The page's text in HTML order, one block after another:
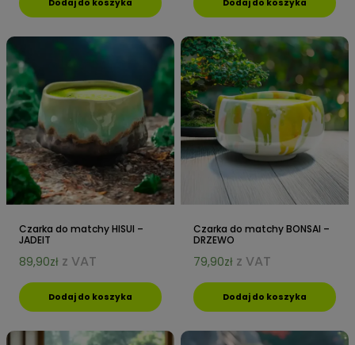
a
:
1
,
9
z
ł
.
2
9
,
z
ł
Dodaj do koszyka Dodaj do koszyka
Czarka do matchy HISUI –
JADEIT
89,90zł z VAT
Dodaj do koszyka
Czarka do matchy BONSAI –
DRZEWO
79,90zł z VAT
Dodaj do koszyka